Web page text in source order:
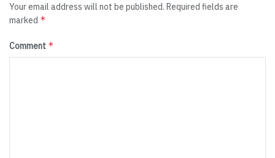
Your email address will not be published. Required fields are
marked *
Comment *